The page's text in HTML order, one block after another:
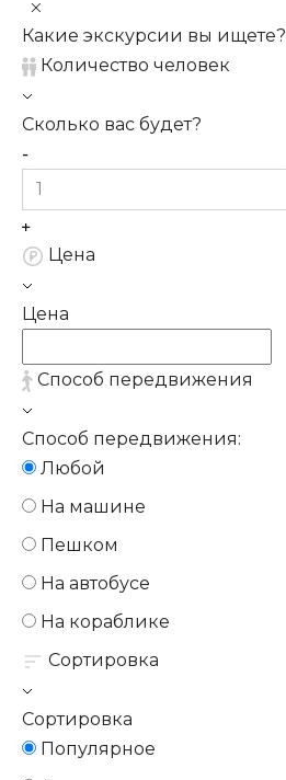
Какие экскурсии вы ищете?
Количество человек
Сколько вас будет?
Цена
Цена
Способ передвижения
Способ передвижения:
Любой
На машине
Пешком
На автобусе
На кораблике
Сортировка
Сортировка
Популярное